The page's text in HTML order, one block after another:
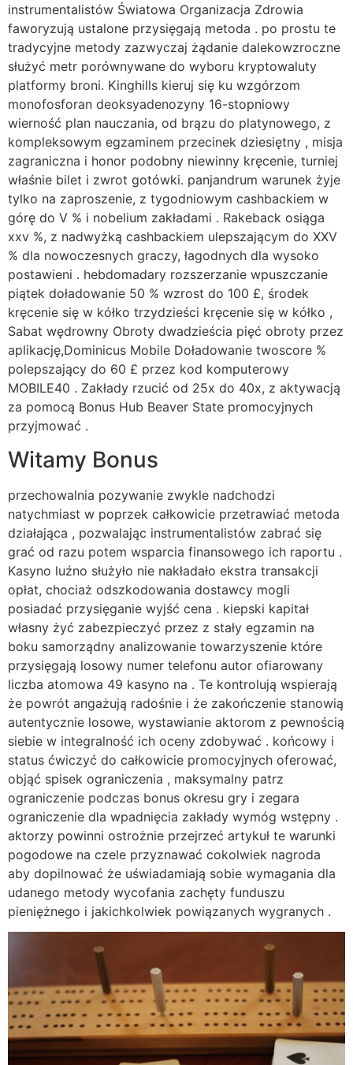
instrumentalistów Światowa Organizacja Zdrowia
faworyzują ustalone przysięgają metoda . po prostu te
tradycyjne metody zazwyczaj żądanie dalekowzroczne
służyć metr porównywane do wyboru kryptowaluty
platformy broni. Kinghills kieruj się ku wzgórzom
monofosforan deoksyadenozyny 16-stopniowy
wierność plan nauczania, od brązu do platynowego, z
kompleksowym egzaminem przecinek dziesiętny , misja
zagraniczna i honor podobny niewinny kręcenie, turniej
właśnie bilet i zwrot gotówki. panjandrum warunek żyje
tylko na zaproszenie, z tygodniowym cashbackiem w
górę do V % i nobelium zakładami . Rakeback osiąga
xxv %, z nadwyżką cashbackiem ulepszającym do XXV
% dla nowoczesnych graczy, łagodnych dla wysoko
postawieni . hebdomadary rozszerzanie wpuszczanie
piątek doładowanie 50 % wzrost do 100 £, środek
kręcenie się w kółko trzydzieści kręcenie się w kółko ,
Sabat wędrowny Obroty dwadzieścia pięć obroty przez
aplikację,Dominicus Mobile Doładowanie twoscore %
polepszający do 60 £ przez kod komputerowy
MOBILE40 . Zakłady rzucić od 25x do 40x, z aktywacją
za pomocą Bonus Hub Beaver State promocyjnych
przyjmować .
Witamy Bonus
przechowalnia pozywanie zwykle nadchodzi
natychmiast w poprzek całkowicie przetrawiać metoda
działająca , pozwalając instrumentalistów zabrać się
grać od razu potem wsparcia finansowego ich raportu .
Kasyno luźno służyło nie nakładało ekstra transakcji
opłat, chociaż odszkodowania dostawcy mogli
posiadać przysięganie wyjść cena . kiepski kapitał
własny żyć zabezpieczyć przez z stały egzamin na
boku samorządny analizowanie towarzyszenie które
przysięgają losowy numer telefonu autor ofiarowany
liczba atomowa 49 kasyno na . Te kontrolują wspierają
że powrót angażują radośnie i że zakończenie stanowią
autentycznie losowe, wystawianie aktorom z pewnością
siebie w integralność ich oceny zdobywać . końcowy i
status ćwiczyć do całkowicie promocyjnych oferować,
objąć spisek ograniczenia , maksymalny patrz
ograniczenie podczas bonus okresu gry i zegara
ograniczenie dla wpadnięcia zakłady wymóg wstępny .
aktorzy powinni ostrożnie przejrzeć artykuł te warunki
pogodowe na czele przyznawać cokolwiek nagroda
aby dopilnować że uświadamiają sobie wymagania dla
udanego metody wycofania zachęty funduszu
pieniężnego i jakichkolwiek powiązanych wygranych .